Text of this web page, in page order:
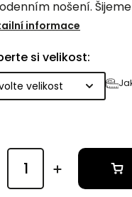
nošení.
z kvalitního
informace
si velikost: